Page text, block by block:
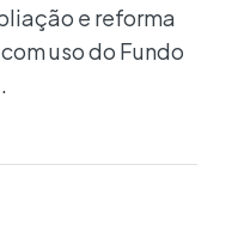
e reforma
uso do Fundo